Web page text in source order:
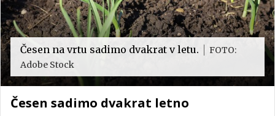
Česen na vrtu sadimo dvakrat v letu.
FOTO:
Adobe Stock
Česen sadimo dvakrat letno